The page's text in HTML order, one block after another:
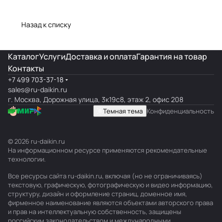
Назад к списку
КаталогУслугиДоставка и оплатаГарантия на товар
Контакты
+7 499 703-37-18
sales@ru-daikin.ru
г. Москва, Дорожная улица, 3к19с8, этаж 2, офис 208
Темная тема Конфиденциальность
© 2026 ru-daikin.ru
На информационном ресурсе применяются рекомендательные
технологии.
Все ресурсы сайта ru-daikin.ru, включая (но не ограничиваясь)
текстовую, графическую, фотографическую и видео информацию,
структуру, дизайн и оформление страниц, доменное имя,
фирменное наименование являются объектами авторского права
и прав на интеллектуальную собственность, защищены